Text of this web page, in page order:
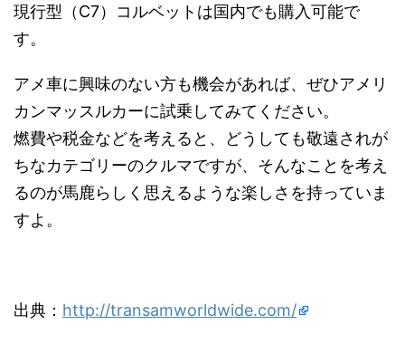
現行型（C7）コルベットは国内でも購入可能で
す。
アメ車に興味のない方も機会があれば、ぜひアメリ
カンマッスルカーに試乗してみてください。
燃費や税金などを考えると、どうしても敬遠されが
ちなカテゴリーのクルマですが、そんなことを考え
るのが馬鹿らしく思えるような楽しさを持っていま
すよ。
出典： http://transamworldwide.com/